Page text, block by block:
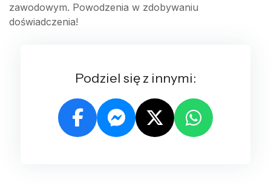
zawodowym. Powodzenia w zdobywaniu
doświadczenia!
Podziel się z innymi: